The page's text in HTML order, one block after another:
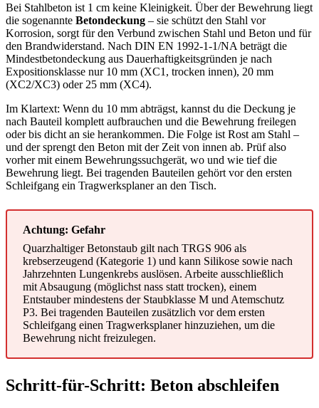
Bei Stahlbeton ist 1 cm keine Kleinigkeit. Über der Bewehrung liegt
die sogenannte Betondeckung – sie schützt den Stahl vor
Korrosion, sorgt für den Verbund zwischen Stahl und Beton und für
den Brandwiderstand. Nach DIN EN 1992-1-1/NA beträgt die
Mindestbetondeckung aus Dauerhaftigkeitsgründen je nach
Expositionsklasse nur 10 mm (XC1, trocken innen), 20 mm
(XC2/XC3) oder 25 mm (XC4).
Im Klartext: Wenn du 10 mm abträgst, kannst du die Deckung je
nach Bauteil komplett aufbrauchen und die Bewehrung freilegen
oder bis dicht an sie herankommen. Die Folge ist Rost am Stahl –
und der sprengt den Beton mit der Zeit von innen ab. Prüf also
vorher mit einem Bewehrungssuchgerät, wo und wie tief die
Bewehrung liegt. Bei tragenden Bauteilen gehört vor den ersten
Schleifgang ein Tragwerksplaner an den Tisch.
Achtung: Gefahr
Quarzhaltiger Betonstaub gilt nach TRGS 906 als
krebserzeugend (Kategorie 1) und kann Silikose sowie nach
Jahrzehnten Lungenkrebs auslösen. Arbeite ausschließlich
mit Absaugung (möglichst nass statt trocken), einem
Entstauber mindestens der Staubklasse M und Atemschutz
P3. Bei tragenden Bauteilen zusätzlich vor dem ersten
Schleifgang einen Tragwerksplaner hinzuziehen, um die
Bewehrung nicht freizulegen.
Schritt-für-Schritt: Beton abschleifen